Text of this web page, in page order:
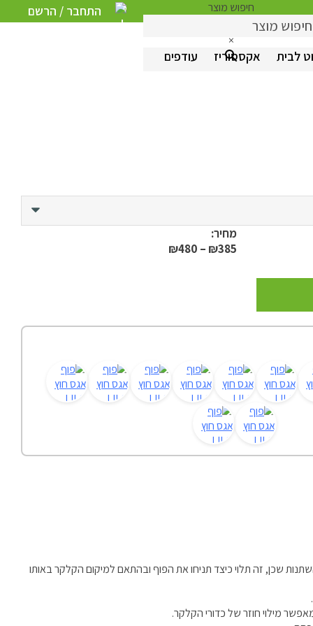
התחבר / הרשם 0 חיפוש מוצר
×
לבית אקססוריז עודפים
מחיר:
₪385
–
₪480 טווח
שכן, זה תלוי כיצד תניחו את הפוף ובהתאם למיקום הקלקר באותו
מילוי חוזר של כדורי הקלקר.